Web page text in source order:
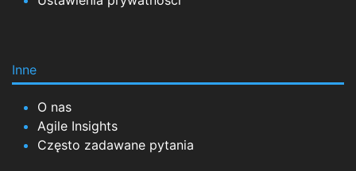
Inne
O nas
Agile Insights
Często zadawane pytania